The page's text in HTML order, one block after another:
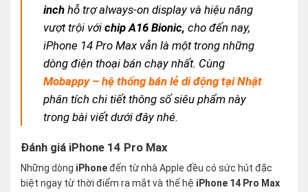
inch hỗ trợ always-on display và hiệu năng
vượt trội vớichip A16 Bionic,cho đến nay,
iPhone 14 Pro Max vẫn là một trong những
dòng điện thoại bán chạy nhất. Cùng
Mobappy – hệ thống bán lẻ di động tại Nhật
phân tích chi tiết thông số siêu phẩm này
trong bài viết dưới đây nhé.
Đánh giá iPhone 14 Pro Max
Những dòng iPhoneđến từ nhà Apple đều có sức hút đặc
biệt ngay từ thời điểm ra mắt và thế hệ iPhone 14 Pro Max